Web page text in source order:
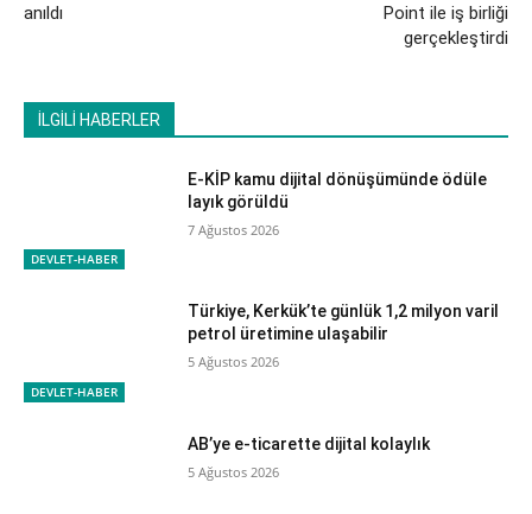
anıldı
Point ile iş birliği
gerçekleştirdi
İLGİLİ HABERLER
DEVLET-HABER
E-KİP kamu dijital dönüşümünde ödüle
layık görüldü
7 Ağustos 2026
DEVLET-HABER
Türkiye, Kerkük’te günlük 1,2 milyon varil
petrol üretimine ulaşabilir
5 Ağustos 2026
AB’ye e-ticarette dijital kolaylık
5 Ağustos 2026